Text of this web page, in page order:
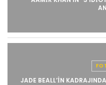
JADE BEALL’IN